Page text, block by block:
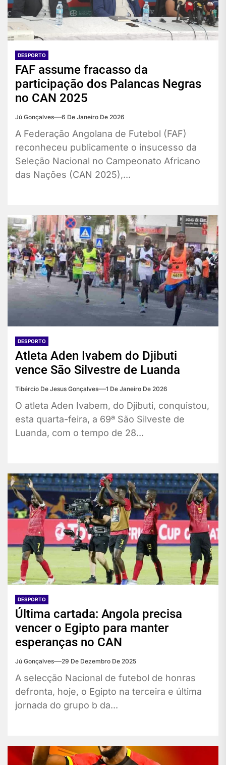
DESPORTO
FAF assume fracasso da
participação dos Palancas Negras
no CAN 2025
Jú Gonçalves 6 De Janeiro De 2026
A Federação Angolana de Futebol (FAF)
reconheceu publicamente o insucesso da
Seleção Nacional no Campeonato Africano
das Nações (CAN 2025),...
DESPORTO
Atleta Aden Ivabem do Djibuti
vence São Silvestre de Luanda
Tibércio De Jesus Gonçalves 1 De Janeiro De 2026
O atleta Aden Ivabem, do Djibuti, conquistou,
esta quarta-feira, a 69ª São Silveste de
Luanda, com o tempo de 28...
DESPORTO
Última cartada: Angola precisa
vencer o Egipto para manter
esperanças no CAN
Jú Gonçalves 29 De Dezembro De 2025
A selecção Nacional de futebol de honras
defronta, hoje, o Egipto na terceira e última
jornada do grupo b da...